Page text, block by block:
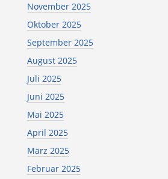
November 2025
Oktober 2025
September 2025
August 2025
Juli 2025
Juni 2025
Mai 2025
April 2025
März 2025
Februar 2025